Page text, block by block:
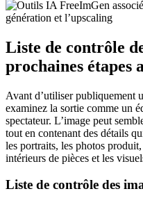
Liste de contrôle
prochaines étapes
Avant d’utiliser publiquement
examinez la sortie comme un
spectateur. L’image peut
tout en contenant des détails
les portraits, les photos
intérieurs de pièces et les
Liste de contrôle des